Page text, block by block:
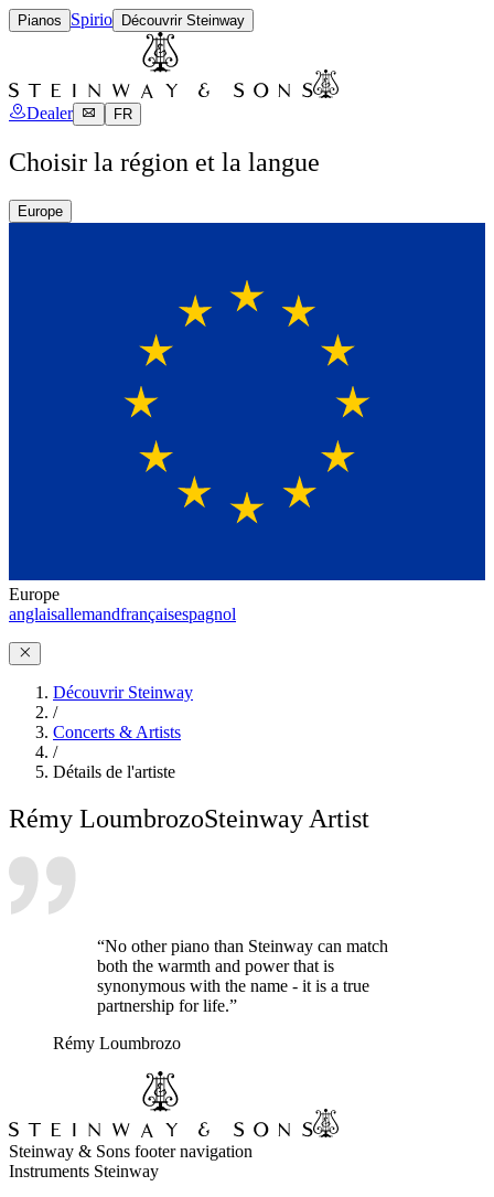
Pianos Spirio Découvrir Steinway
Dealer FR
Choisir la région et la langue
Europe
Europe
anglaisallemandfrançaisespagnol
Découvrir Steinway
/
Concerts & Artists
/
Détails de l'artiste
Rémy LoumbrozoSteinway Artist
“No other piano than Steinway can match
both the warmth and power that is
synonymous with the name - it is a true
partnership for life.”
Rémy Loumbrozo
Steinway & Sons footer navigation
Instruments Steinway